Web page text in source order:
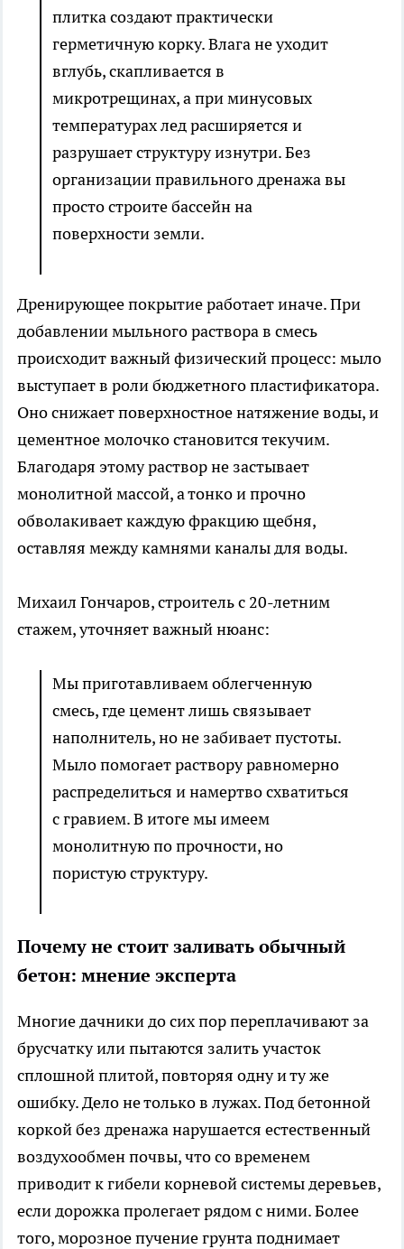
плитка создают практически
герметичную корку. Влага не уходит
вглубь, скапливается в
микротрещинах, а при минусовых
температурах лед расширяется и
разрушает структуру изнутри. Без
организации правильного дренажа вы
просто строите бассейн на
поверхности земли.
Дренирующее покрытие работает иначе. При
добавлении мыльного раствора в смесь
происходит важный физический процесс: мыло
выступает в роли бюджетного пластификатора.
Оно снижает поверхностное натяжение воды, и
цементное молочко становится текучим.
Благодаря этому раствор не застывает
монолитной массой, а тонко и прочно
обволакивает каждую фракцию щебня,
оставляя между камнями каналы для воды.
Михаил Гончаров, строитель с 20-летним
стажем, уточняет важный нюанс:
Мы приготавливаем облегченную
смесь, где цемент лишь связывает
наполнитель, но не забивает пустоты.
Мыло помогает раствору равномерно
распределиться и намертво схватиться
с гравием. В итоге мы имеем
монолитную по прочности, но
пористую структуру.
Почему не стоит заливать обычный
бетон: мнение эксперта
Многие дачники до сих пор переплачивают за
брусчатку или пытаются залить участок
сплошной плитой, повторяя одну и ту же
ошибку. Дело не только в лужах. Под бетонной
коркой без дренажа нарушается естественный
воздухообмен почвы, что со временем
приводит к гибели корневой системы деревьев,
если дорожка пролегает рядом с ними. Более
того, морозное пучение грунта поднимает